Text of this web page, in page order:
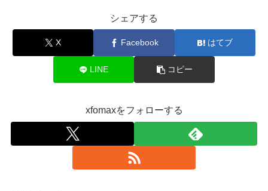
シェアする
X Facebook はてブ
LINE コピー
xfomaxをフォローする